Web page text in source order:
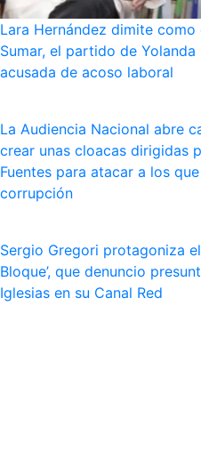
Lara Hernández dimite
Sumar, el partido de
acusada de acoso laboral
La Audiencia Nacional abre
crear unas cloacas dirigidas
Fuentes para atacar a los
corrupción
Sergio Gregori protagoniza
Bloque’, que denuncio
Iglesias en su Canal Red